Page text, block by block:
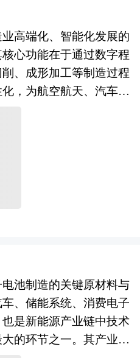
前，中国增材制造行
业化规模扩张的关键成
与技术积累，我国已形
体系，金属激光粉末床
备等实现国产化突破，
航天复杂构件、医疗个
重要进展，产业规模持
投资热度高涨。未来，
造强国"战略与"智能制
入规模化生产与生态繁
，航空航天复杂构件批
市场扩容，建筑3D打
景取得突破，预计行业
导入期"向"产业成长
具备核心装备研制能
件能力及行业应用解决
造范式，原子级制造不
、高效能源转换、精准
，其产业属性兼具基础
战略性的双重特质，是
与未来产业竞争力的制
制造正处于基础研究突
期。在基础研究层面，
）原子操纵、低维材
方向取得国际领先成
立了原子级制造相关研
期稳定投入仍显不足，
化通道不畅。在关键技
应用，但高端ALD设备
）技术用于化合物半
备自主化与工艺成熟度
自组装技术等仍处实验
、成本距工程化差距显
高端化、智能化发展的
心功能在于通过数字程
、成形加工等制造过程
，为航空航天、汽车制
，是衡量国家装备制造
志。从产业范畴来看，
功能部件（数控系统、
丝杠、直线导轨、刀库
属切削机床、金属成形
中心、车铣复合中
、能源装备关键零部件
轮加工及复合加工，按
、精密级、高精度级及
随着智能制造与工业母
正从单机自动化向智能
池制造的关键原材料与
、储能系统、消费电子
是新能源产业链中技术
的环节之一。其产业范